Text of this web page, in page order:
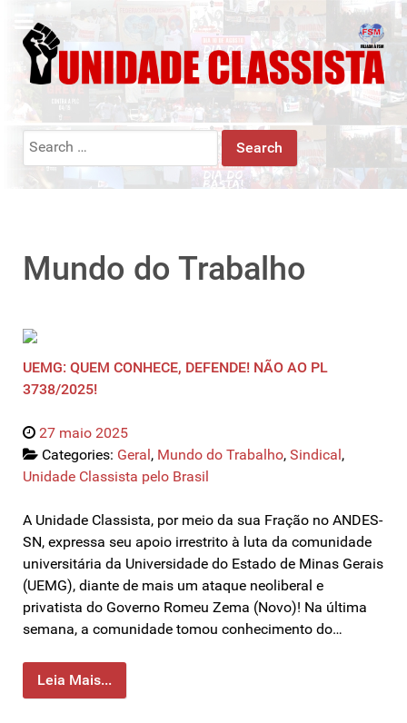
Search
Mundo do Trabalho
UEMG: QUEM CONHECE, DEFENDE! NÃO AO PL
3738/2025!
27 maio 2025
Categories: Geral, Mundo do Trabalho, Sindical,
Unidade Classista pelo Brasil
A Unidade Classista, por meio da sua Fração no ANDES-
SN, expressa seu apoio irrestrito à luta da comunidade
universitária da Universidade do Estado de Minas Gerais
(UEMG), diante de mais um ataque neoliberal e
privatista do Governo Romeu Zema (Novo)! Na última
semana, a comunidade tomou conhecimento do…
Leia Mais...